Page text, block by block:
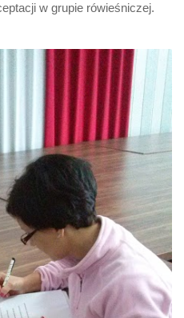
w grupie rówieśniczej.